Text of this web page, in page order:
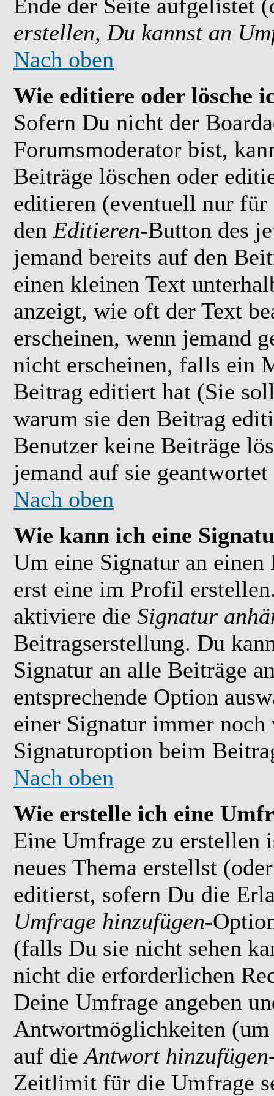
Ende der Seite aufgelistet
erstellen, Du kannst an
Nach oben
Wie editiere oder lösche
Sofern Du nicht der
Forumsmoderator bist,
Beiträge löschen oder
editieren (eventuell nur
den Editieren-Button des
jemand bereits auf den
einen kleinen Text
anzeigt, wie oft der Text
erscheinen, wenn jemand
nicht erscheinen, falls ein
Beitrag editiert hat (Sie
warum sie den Beitrag
Benutzer keine Beiträge
jemand auf sie geantwortet
Nach oben
Wie kann ich eine
Um eine Signatur an einen
erst eine im Profil
aktiviere die Signatur
Beitragserstellung. Du
Signatur an alle Beiträge
entsprechende Option
einer Signatur immer
Signaturoption beim
Nach oben
Wie erstelle ich eine
Eine Umfrage zu erstellen
neues Thema erstellst
editierst, sofern Du die
Umfrage hinzufügen-
(falls Du sie nicht sehen
nicht die erforderlichen
Deine Umfrage angeben
Antwortmöglichkeiten
auf dieAntwort hinzufügen
Zeitlimit für die Umfrage